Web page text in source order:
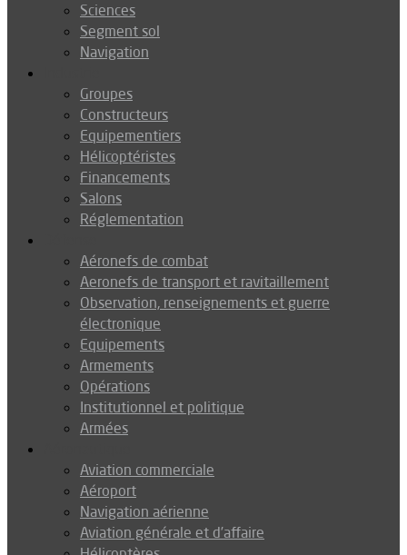
Sciences
Segment sol
Navigation
Groupes
Constructeurs
Equipementiers
Hélicoptéristes
Financements
Salons
Réglementation
Aéronefs de combat
Aeronefs de transport et ravitaillement
Observation, renseignements et guerre
électronique
Equipements
Armements
Opérations
Institutionnel et politique
Armées
Aviation commerciale
Aéroport
Navigation aérienne
Aviation générale et d’affaire